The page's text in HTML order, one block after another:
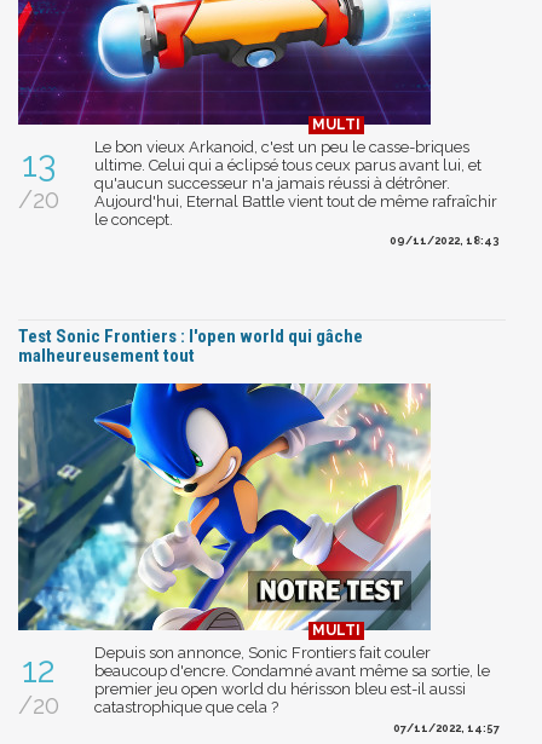
13
/20
Le bon vieux Arkanoid, c'est un peu le casse-briques
ultime. Celui qui a éclipsé tous ceux parus avant lui, et
qu'aucun successeur n'a jamais réussi à détrôner.
Aujourd'hui, Eternal Battle vient tout de même rafraîchir
le concept.
09/11/2022, 18:43
Test Sonic Frontiers : l'open world qui gâche
malheureusement tout
12
/20
Depuis son annonce, Sonic Frontiers fait couler
beaucoup d'encre. Condamné avant même sa sortie, le
premier jeu open world du hérisson bleu est-il aussi
catastrophique que cela ?
07/11/2022, 14:57